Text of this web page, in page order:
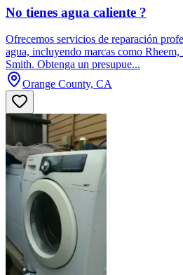
No tienes agua caliente ?
Ofrecemos servicios de reparación
agua, incluyendo marcas como
Smith. Obtenga un presupue...
Orange County, CA